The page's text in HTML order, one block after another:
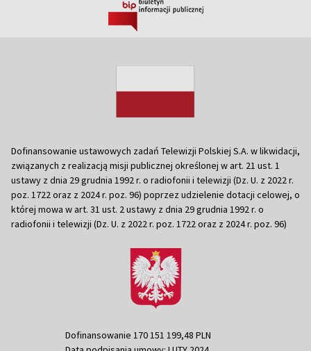
Dofinansowanie ustawowych zadań Telewizji Polskiej S.A. w likwidacji,
związanych z realizacją misji publicznej określonej w art. 21 ust. 1
ustawy z dnia 29 grudnia 1992 r. o radiofonii i telewizji (Dz. U. z 2022 r.
poz. 1722 oraz z 2024 r. poz. 96) poprzez udzielenie dotacji celowej, o
której mowa w art. 31 ust. 2 ustawy z dnia 29 grudnia 1992 r. o
radiofonii i telewizji (Dz. U. z 2022 r. poz. 1722 oraz z 2024 r. poz. 96)
Dofinansowanie 170 151 199,48 PLN